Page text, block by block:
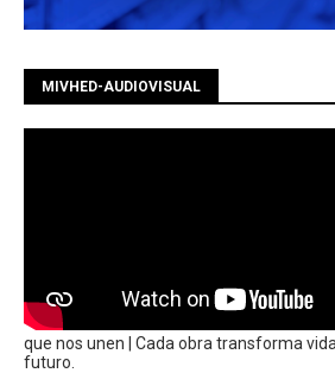
MIVHED-AUDIOVISUAL
que nos unen | Cada obra transforma
futuro.